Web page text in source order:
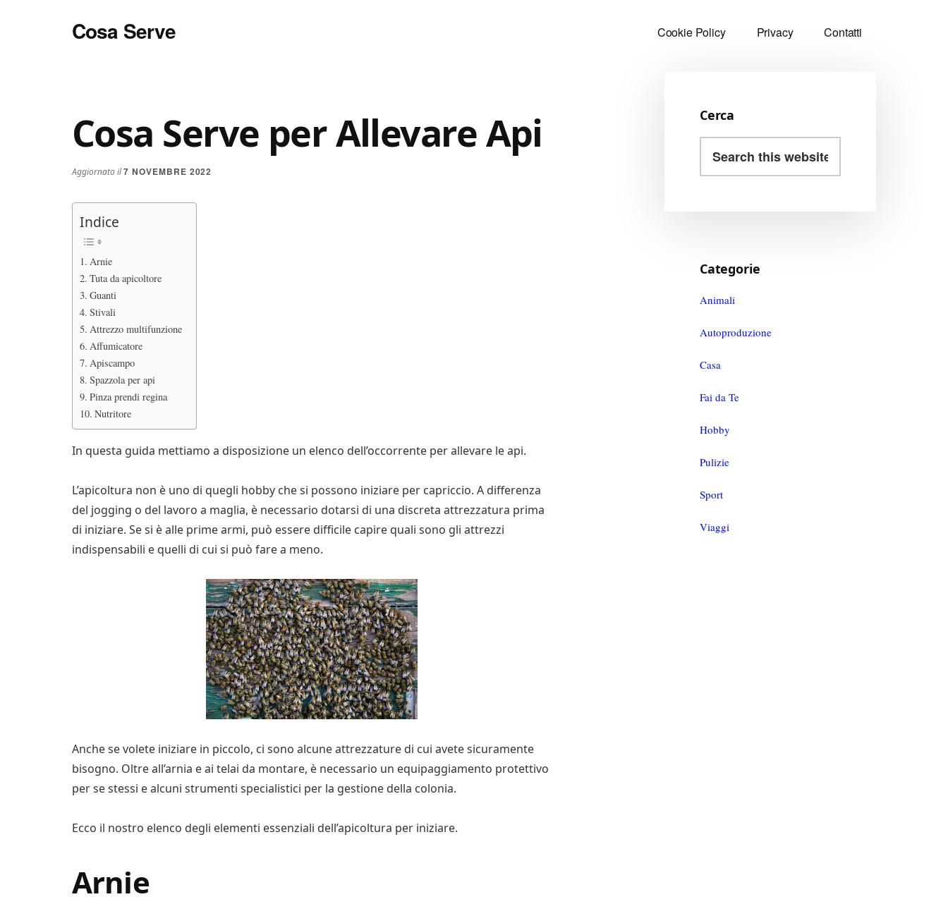
Additional
menuCosa Serve
Parquet
Cookie Policy Privacy Contatti
Cosa Serve per Allevare Api
Aggiornato il7 NOVEMBRE 2022
Indice
Arnie
Tuta da apicoltore
Guanti
Stivali
Attrezzo multifunzione
Affumicatore
Apiscampo
Spazzola per api
Pinza prendi regina
Nutritore
In questa guida mettiamo a disposizione un elenco dell’occorrente per allevare le api.
L’apicoltura non è uno di quegli hobby che si possono iniziare per capriccio. A differenza
del jogging o del lavoro a maglia, è necessario dotarsi di una discreta attrezzatura prima
di iniziare. Se si è alle prime armi, può essere difficile capire quali sono gli attrezzi
indispensabili e quelli di cui si può fare a meno.
Anche se volete iniziare in piccolo, ci sono alcune attrezzature di cui avete sicuramente
bisogno. Oltre all’arnia e ai telai da montare, è necessario un equipaggiamento protettivo
per se stessi e alcuni strumenti specialistici per la gestione della colonia.
Ecco il nostro elenco degli elementi essenziali dell’apicoltura per iniziare.
Arnie
Primary
Sidebar
Cerca
this
Categorie
Animali
Autoproduzione
Casa
Fai da Te
Hobby
Pulizie
Sport
Viaggi